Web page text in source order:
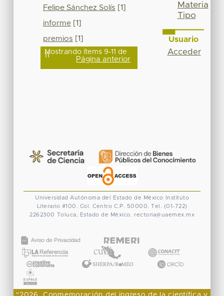
Felipe Sánchez Solís [1]
informe[1]
premios [1]
Mostrando ítems 9-11 de
11 Página anterior
Materia
Tipo
Usuario
Acceder
Universidad Autónoma del Estado de México
Instituto
Literario #100. Col. Centro C.P. 50000. Tel. (01-722)
2262300 Toluca, Estado de México. rectoria@uaemex.mx